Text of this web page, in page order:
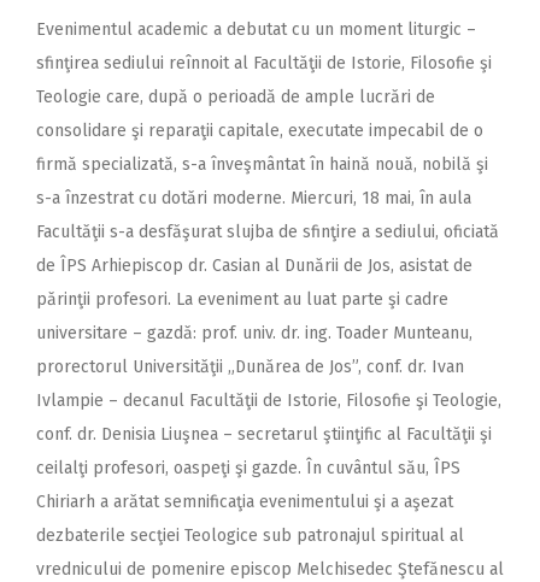
Evenimentul academic a debutat cu un moment liturgic –
sfinţirea sediului reînnoit al Facultăţii de Istorie, Filosofie şi
Teologie care, după o perioadă de ample lucrări de
consolidare şi reparaţii capitale, executate impecabil de o
firmă specializată, s-a înveşmântat în haină nouă, nobilă şi
s-a înzestrat cu dotări moderne. Miercuri, 18 mai, în aula
Facultăţii s-a desfăşurat slujba de sfinţire a sediului, oficiată
de ÎPS Arhiepiscop dr. Casian al Dunării de Jos, asistat de
părinţii profesori. La eveniment au luat parte şi cadre
universitare – gazdă: prof. univ. dr. ing. Toader Munteanu,
prorectorul Universităţii „Dunărea de Jos”, conf. dr. Ivan
Ivlampie – decanul Facultăţii de Istorie, Filosofie şi Teologie,
conf. dr. Denisia Liuşnea – secretarul ştiinţific al Facultăţii şi
ceilalţi profesori, oaspeţi şi gazde. În cuvântul său, ÎPS
Chiriarh a arătat semnificaţia evenimentului şi a aşezat
dezbaterile secţiei Teologice sub patronajul spiritual al
vrednicului de pomenire episcop Melchisedec Ştefănescu al